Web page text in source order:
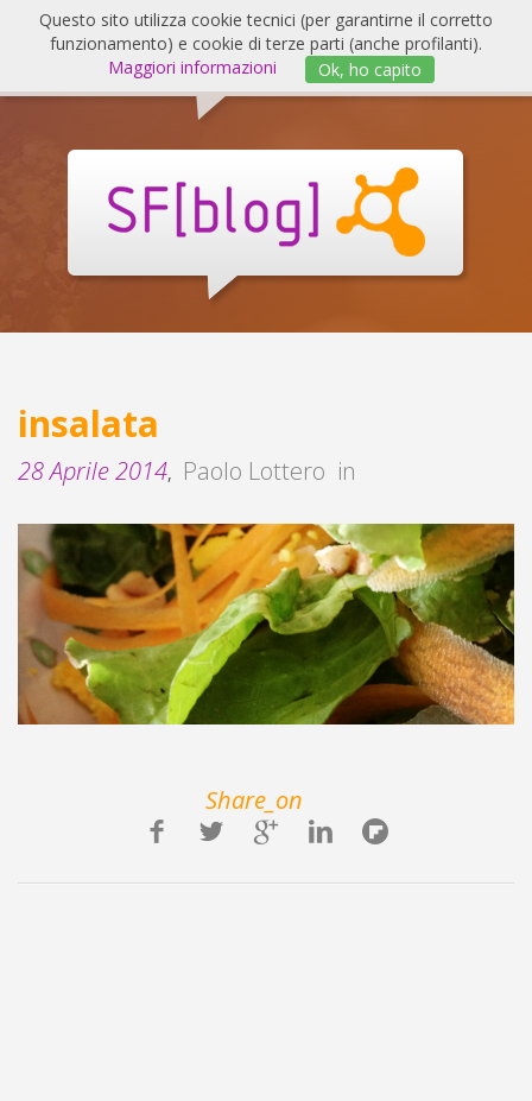
Salta
contenuto
Blog
insalata
28 Aprile 2014, Paolo Lottero in
Share_on
Questo sito utilizza cookie tecnici (per garantirne il corretto
funzionamento) e cookie di terze parti (anche profilanti).
Maggiori informazioni
Ok, ho capito